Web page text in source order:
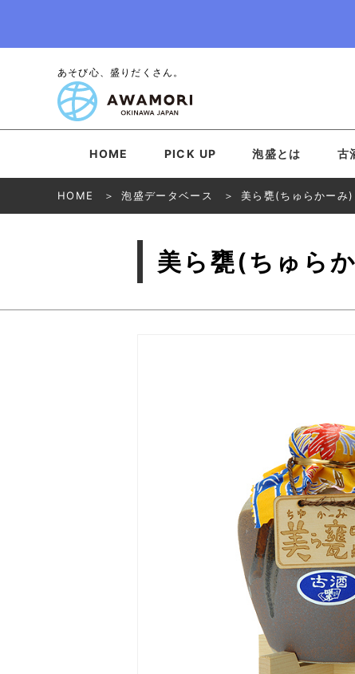
あそび心、盛りだくさん。
HOME PICK UP 泡盛とは 古
HOME 泡盛データベース 美ら甕(ちゅらかーみ)
美ら甕(ちゅら